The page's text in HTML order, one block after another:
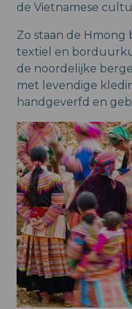
de Vietnamese
Zo staan de
textiel en
de noordelijke
met levendige
handgeverfd en